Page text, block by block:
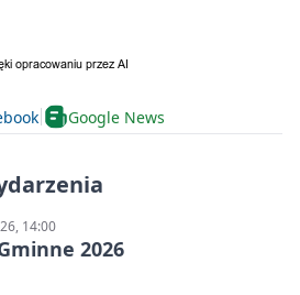
Google News
14:00
2026